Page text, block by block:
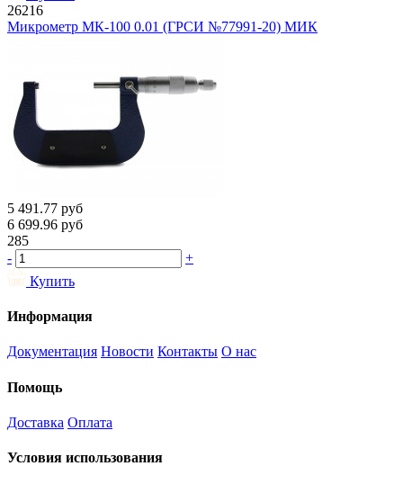
26216
Микрометр МК-100 0.01 (ГРСИ №77991-20) МИК
5 491.77 руб
6 699.96 руб
285
-
+
Купить
Информация
Документация Новости Контакты О нас
Помощь
Доставка Оплата
Условия использования